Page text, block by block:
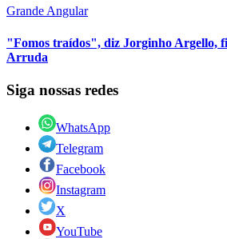
Grande Angular
"Fomos traídos", diz Jorginho Argello,
Arruda
Siga nossas redes
WhatsApp
Telegram
Facebook
Instagram
X
YouTube